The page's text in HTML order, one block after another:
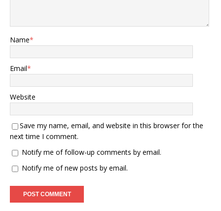
Name*
Email*
Website
Save my name, email, and website in this browser for the
next time I comment.
Notify me of follow-up comments by email.
Notify me of new posts by email.